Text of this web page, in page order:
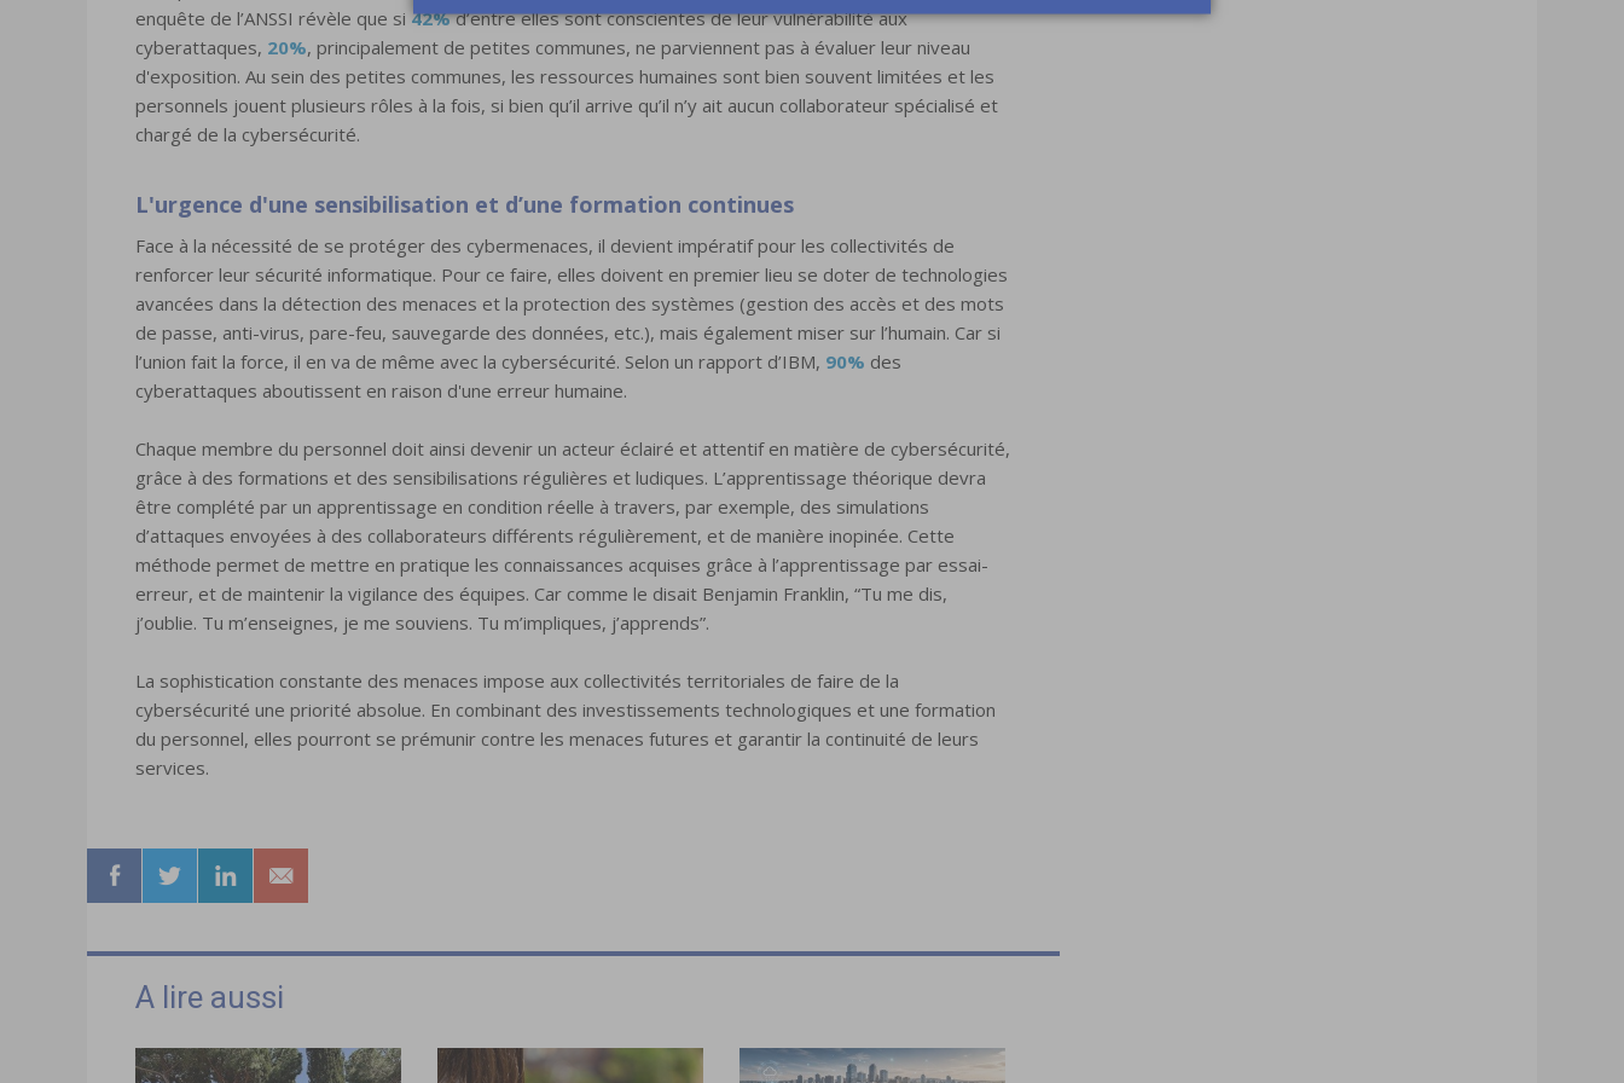
enquête de l’ANSSI révèle que si 42%d’entre elles sont conscientes de leur vulnérabilité aux
cyberattaques, 20%, principalement de petites communes, ne parviennent pas à évaluer leur niveau
d'exposition. Au sein des petites communes, les ressources humaines sont bien souvent limitées et les
personnels jouent plusieurs rôles à la fois, si bien qu’il arrive qu’il n’y ait aucun collaborateur spécialisé et
chargé de la cybersécurité.
L'urgence d'une sensibilisation et d’une formation continues
Face à la nécessité de se protéger des cybermenaces, il devient impératif pour les collectivités de
renforcer leur sécurité informatique. Pour ce faire, elles doivent en premier lieu se doter de technologies
avancées dans la détection des menaces et la protection des systèmes (gestion des accès et des mots
de passe, anti-virus, pare-feu, sauvegarde des données, etc.), mais également miser sur l’humain. Car si
l’union fait la force, il en va de même avec la cybersécurité. Selon un rapport d’IBM, 90% des
cyberattaques aboutissent en raison d'une erreur humaine.
Chaque membre du personnel doit ainsi devenir un acteur éclairé et attentif en matière de cybersécurité,
grâce à des formations et des sensibilisations régulières et ludiques. L’apprentissage théorique devra
être complété par un apprentissage en condition réelle à travers, par exemple, des simulations
d’attaques envoyées à des collaborateurs différents régulièrement, et de manière inopinée. Cette
méthode permet de mettre en pratique les connaissances acquises grâce à l’apprentissage par essai-
erreur, et de maintenir la vigilance des équipes. Car comme le disait Benjamin Franklin, “Tu me dis,
j’oublie. Tu m’enseignes, je me souviens. Tu m’impliques, j’apprends”.
La sophistication constante des menaces impose aux collectivités territoriales de faire de la
cybersécurité une priorité absolue. En combinant des investissements technologiques et une formation
du personnel, elles pourront se prémunir contre les menaces futures et garantir la continuité de leurs
services.
A lire aussi